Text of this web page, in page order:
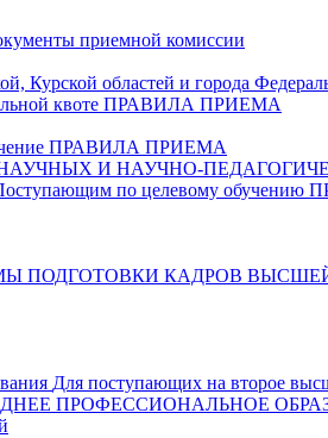
приемной комиссии
Курской областей и города
квоте ПРАВИЛА ПРИЕМА
ПРАВИЛА ПРИЕМА
И НАУЧНО-
по целевому обучению
ПОДГОТОВКИ КАДРОВ
Для поступающих на второе
ПРОФЕССИОНАЛЬНОЕ